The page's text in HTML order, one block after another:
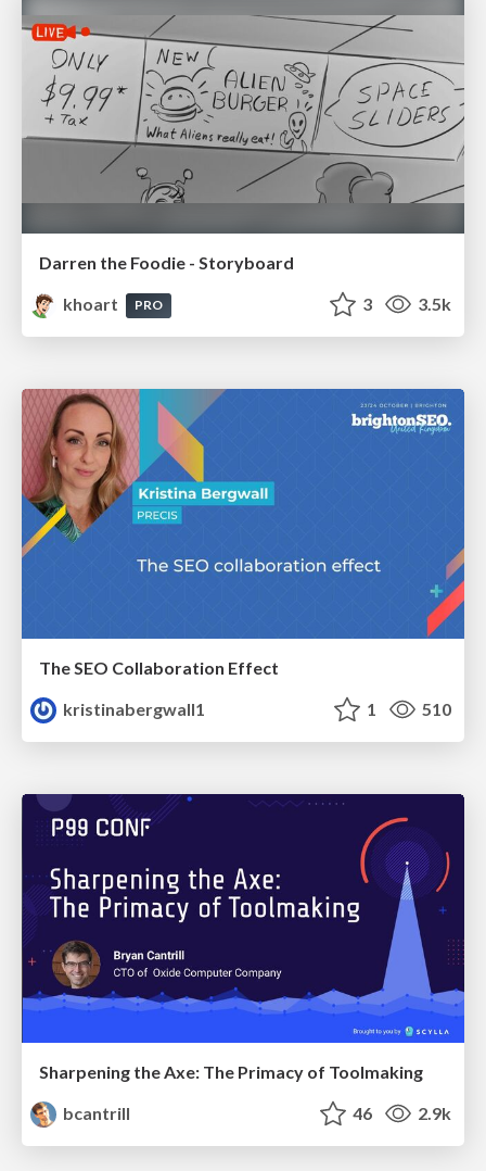
Darren the Foodie - Storyboard
khoart
PRO 3 3.5k
The SEO Collaboration Effect
kristinabergwall1
1 510
Sharpening the Axe: The Primacy of Toolmaking
bcantrill
46 2.9k